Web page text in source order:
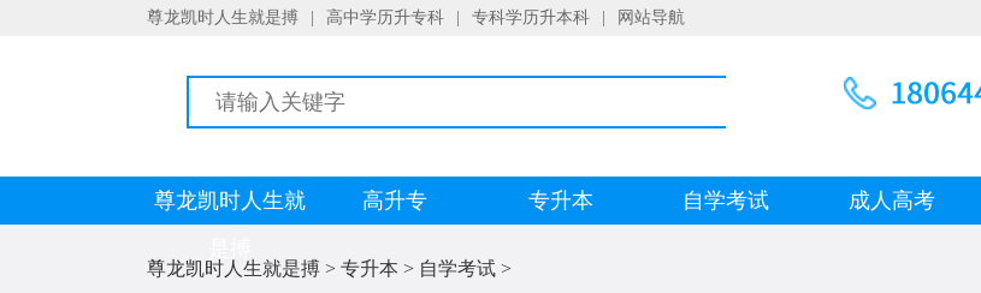
尊龙凯时人生就是搏 高中学历升专科 专科学历升本科 网站导航
尊龙凯时人生就
高升专 专升本 自学考试 成人高考
尊龙凯时人生就是搏 > 专升本 > 自学考试 >